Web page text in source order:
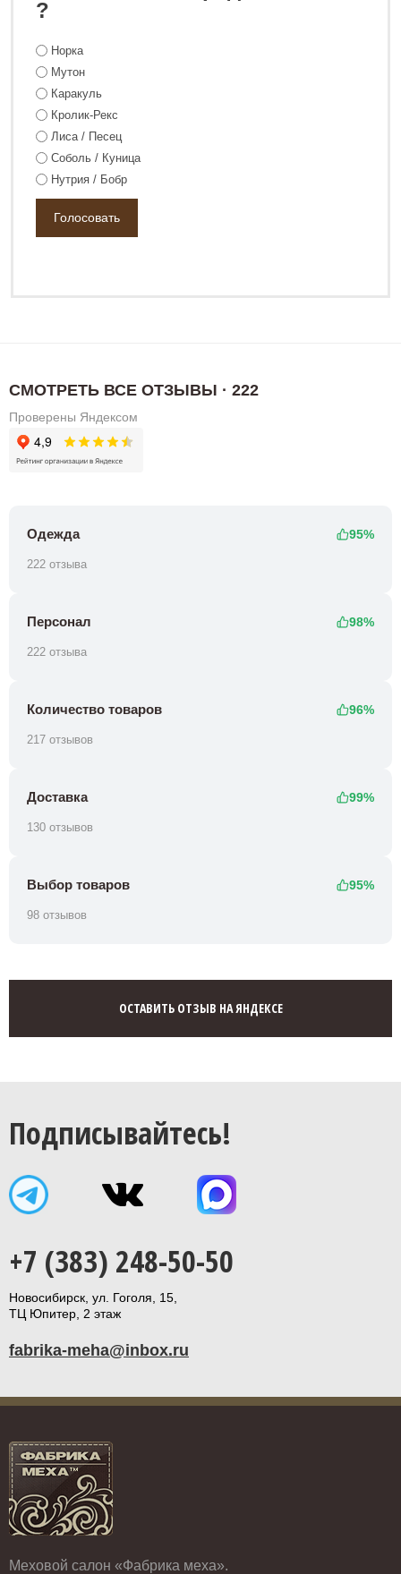
?
Норка
Мутон
Каракуль
Кролик-Рекс
Лиса / Песец
Соболь / Куница
Нутрия / Бобр
СМОТРЕТЬ ВСЕ ОТЗЫВЫ · 222
Проверены Яндексом
Одежда 95%
222 отзыва
Персонал 98%
222 отзыва
Количество товаров 96%
217 отзывов
Доставка 99%
130 отзывов
Выбор товаров 95%
98 отзывов
ОСТАВИТЬ ОТЗЫВ НА ЯНДЕКСЕ
Подписывайтесь!
+7 (383) 248-50-50
Новосибирск, ул. Гоголя, 15,
ТЦ Юпитер, 2 этаж
fabrika-meha@inbox.ru
Меховой салон «Фабрика меха».